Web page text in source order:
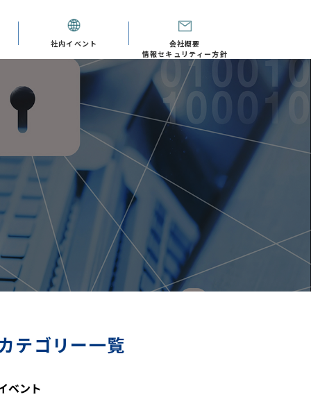
社内イベント
会社概要
情報セキュリティー方針
テゴリー一覧
ベント